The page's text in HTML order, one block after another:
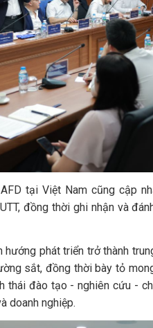
tại Việt Nam cũng cập
đồng thời ghi nhận và
hướng phát triển trở thành
sắt, đồng thời bày tỏ
thái đào tạo - nghiên cứu -
doanh nghiệp.